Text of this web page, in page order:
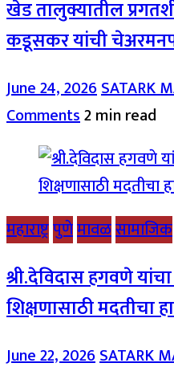
खेड तालुक्यातील
कडूसकर यांची
June 24, 2026SATARK
Comments2 min read
महाराष्ट्रपुणेमावळसामाजिक
श्री.देविदास हगवणे यांचा
शिक्षणासाठी मदतीचा
June 22, 2026SATARK